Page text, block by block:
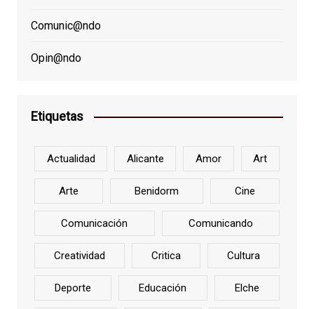
Comunic@ndo
Opin@ndo
Etiquetas
Actualidad Alicante Amor Art
Arte Benidorm Cine
Comunicación Comunicando
Creatividad Critica Cultura
Deporte Educación Elche